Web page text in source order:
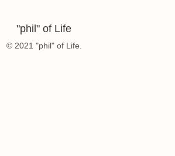
"phil" of Life
© 2021 "phil" of Life.